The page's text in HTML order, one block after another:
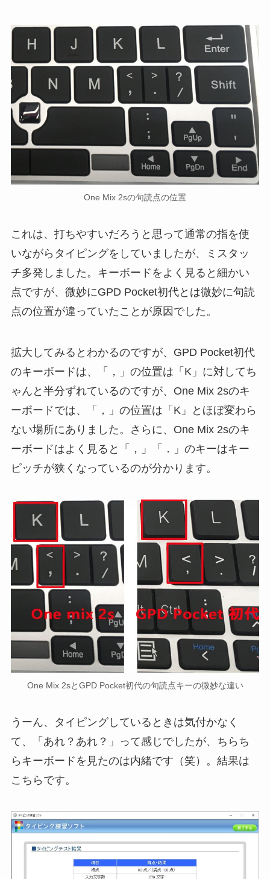
One Mix 2sの句読点の位置
これは、打ちやすいだろうと思って通常の指を使
いながらタイピングをしていましたが、ミスタッ
チ多発しました。キーボードをよく見ると細かい
点ですが、微妙にGPD Pocket初代とは微妙に句読
点の位置が違っていたことが原因でした。
拡大してみるとわかるのですが、GPD Pocket初代
のキーボードは、「，」の位置は「K」に対してち
ゃんと半分ずれているのですが、One Mix 2sのキ
ーボードでは、「，」の位置は「K」とほぼ変わら
ない場所にありました。さらに、One Mix 2sのキ
ーボードはよく見ると「，」「．」のキーはキー
ピッチが狭くなっているのが分かります。
One Mix 2sとGPD Pocket初代の句読点キーの微妙な違い
うーん、タイピングしているときは気付かなく
て、「あれ？あれ？」って感じでしたが、ちらち
らキーボードを見たのは内緒です（笑）。結果は
こちらです。